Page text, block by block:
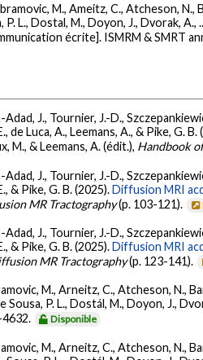
M., Ameitz, C., Atcheson, N.,
L., Dostal, M., Doyon, J., Dvorak,
écrite]. ISMRM & SMRT
J., Tournier, J.-D.,
de Luca, A., Leemans, A., & Pike, G.
M., & Leemans, A. (édit.), Handbook
J., Tournier, J.-D.,
& Pike, G. B. (2025).Diffusion MRI
MR Tractography(p. 103-121).
J., Tournier, J.-D.,
& Pike, G. B. (2025).Diffusion MRI
MR Tractography(p. 123-141).
M., Arneitz, C., Atcheson, N.,
Sousa, P. L., Dostál, M., Doyon, J.,
Disponible
M., Arneitz, C., Atcheson, N.,